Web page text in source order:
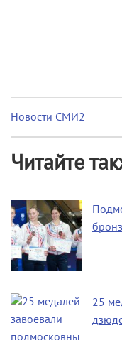
Новости СМИ2
Читайте
25